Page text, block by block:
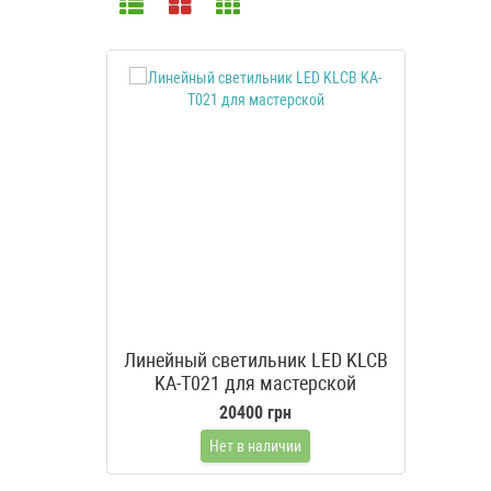
Линейный светильник LED KLCB
KA-T021 для мастерской
20400 грн
Нет в наличии